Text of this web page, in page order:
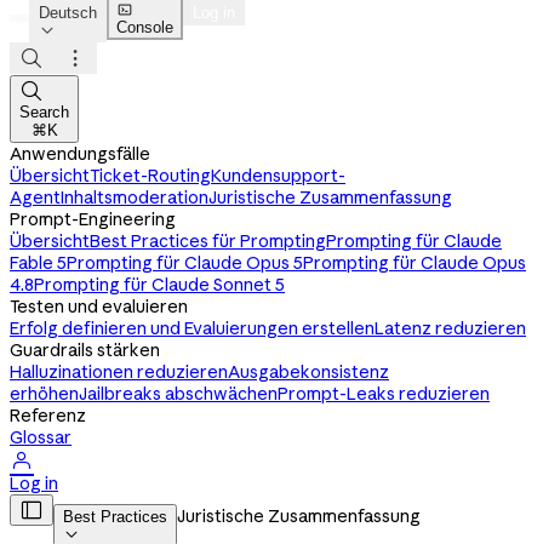
Deutsch


Console



Search
⌘K
Anwendungsfälle
ÜbersichtTicket-RoutingKundensupport-
AgentInhaltsmoderationJuristische Zusammenfassung
Prompt-Engineering
ÜbersichtBest Practices für PromptingPrompting für Claude
Fable 5Prompting für Claude Opus 5Prompting für Claude Opus
4.8Prompting für Claude Sonnet 5
Testen und evaluieren
Erfolg definieren und Evaluierungen erstellenLatenz reduzieren
Guardrails stärken
Halluzinationen reduzierenAusgabekonsistenz
erhöhenJailbreaks abschwächenPrompt-Leaks reduzieren
Referenz
Glossar

Log in
 Best Practices

Juristische Zusammenfassung